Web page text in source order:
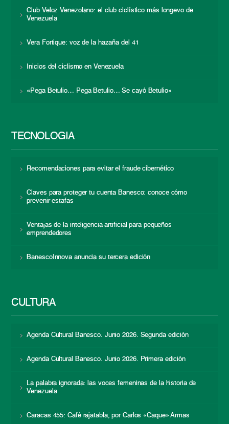
Club Veloz Venezolano: el club ciclístico más longevo de
Venezuela
Vera Fortique: voz de la hazaña del 41
Inicios del ciclismo en Venezuela
«Pega Betulio… Pega Betulio… Se cayó Betulio»
TECNOLOGÍA
Recomendaciones para evitar el fraude cibernético
Claves para proteger tu cuenta Banesco: conoce cómo
prevenir estafas
Ventajas de la inteligencia artificial para pequeños
emprendedores
BanescoInnova anuncia su tercera edición
CULTURA
Agenda Cultural Banesco. Junio 2026. Segunda edición
Agenda Cultural Banesco. Junio 2026. Primera edición
La palabra ignorada: las voces femeninas de la historia de
Venezuela
Caracas 455: Café rajatabla, por Carlos «Caque» Armas